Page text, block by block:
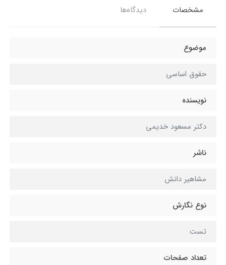
مشخصات دیدگاه‌ها
موضوع
حقوق اساسی
نویسنده
دکتر مسعود خدیمی
ناشر
مشاهیر دانش
نوع نگارش
تست
تعداد صفحات